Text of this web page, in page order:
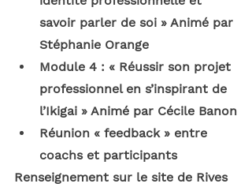
savoir parler de soi » Animé par
Stéphanie Orange
Module 4 : « Réussir son projet
professionnel en s’inspirant de
l’Ikigai » Animé par Cécile Banon
Réunion « feedback » entre
coachs et participants
Renseignement sur le site de Rives